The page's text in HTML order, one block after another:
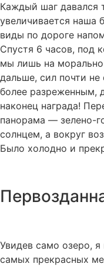
Каждый шаг давался
увеличивается наша
виды по дороге
Спустя 6 часов, под
мы лишь на
дальше, сил почти не
более разреженным,
наконец награда!
панорама — зелено-
солнцем, а вокруг
Было холодно и
Увидев само озеро,
самых прекрасных